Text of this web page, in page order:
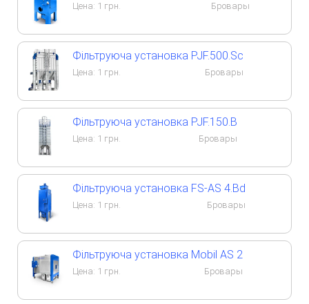
Цена: 1 грн. Бровары
Фільтруюча установка PJF.500.Sc
Цена: 1 грн. Бровары
Фільтруюча установка PJF.150.B
Цена: 1 грн. Бровары
Фільтруюча установка FS-AS 4.Bd
Цена: 1 грн. Бровары
Фільтруюча установка Mobil AS 2
Цена: 1 грн. Бровары